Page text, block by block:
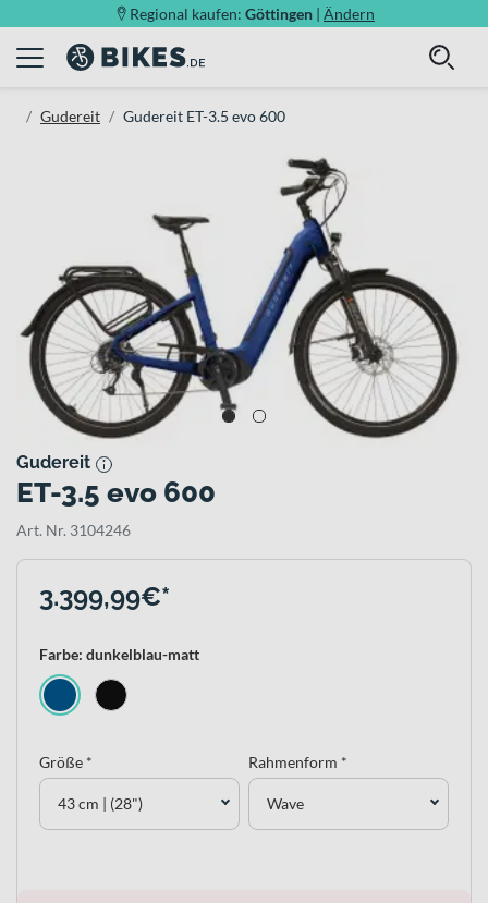
Regional kaufen: Göttingen | Ändern
Gudereit Gudereit ET-3.5 evo 600
Gudereit
ET-3.5 evo 600
Art. Nr. 3104246
3.399,99€*
Farbe: dunkelblau-matt
Größe *
43 cm | (28")
Rahmenform *
Wave